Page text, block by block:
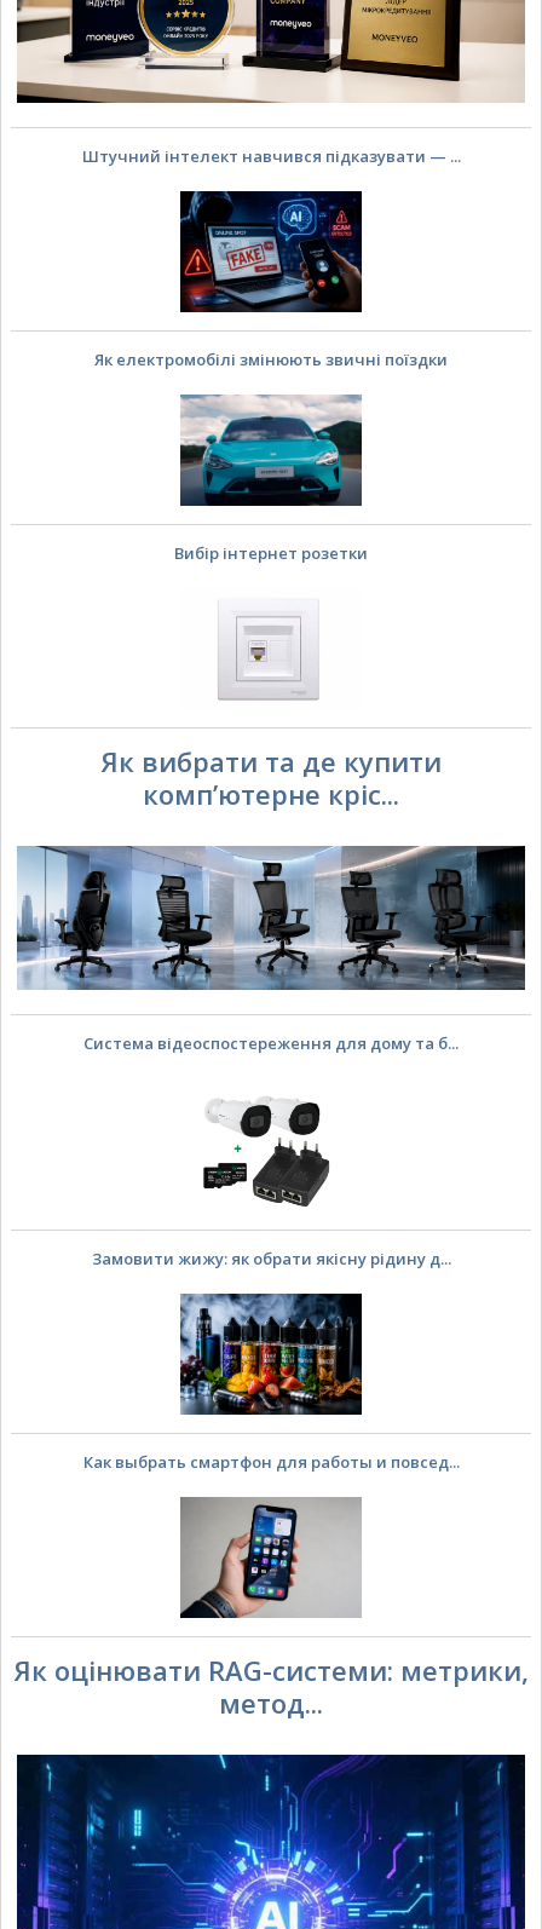
Штучний інтелект навчився підказувати — ...
Як електромобілі змінюють звичні поїздки
Вибір інтернет розетки
Як вибрати та де купити
комп’ютерне кріс...
Система відеоспостереження для дому та б...
Замовити жижу: як обрати якісну рідину д...
Как выбрать смартфон для работы и повсед...
Як оцінювати RAG-системи: метрики,
метод...